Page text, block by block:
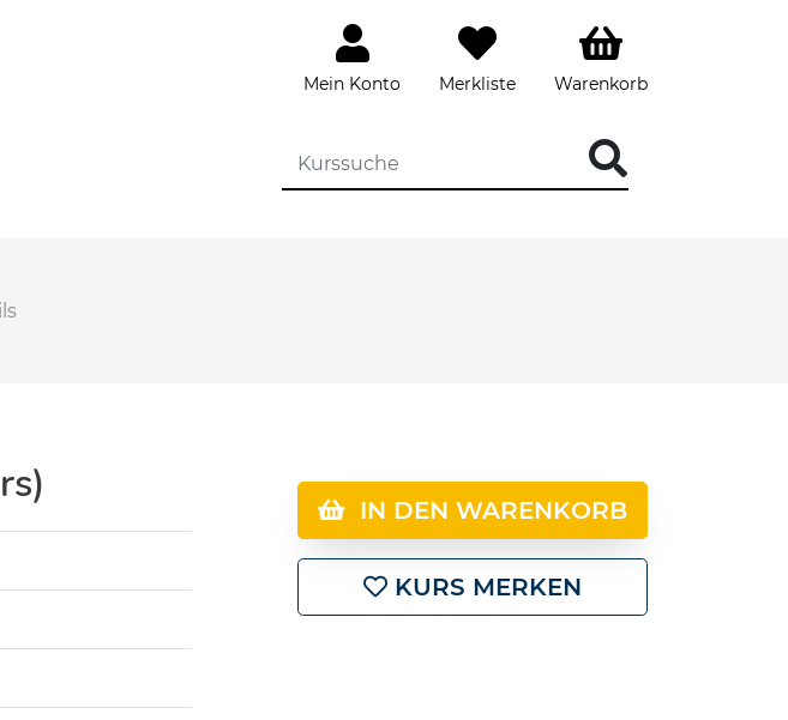
Mein Konto Merkliste Warenkorb
IN DEN WARENKORB
KURS MERKEN